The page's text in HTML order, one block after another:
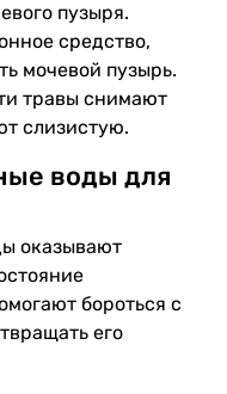
пузыря.
средство,
мочевой пузырь.
травы снимают
слизистую.
воды для
оказывают
бороться с
его